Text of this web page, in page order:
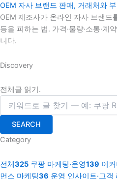
OEM 자사 브랜드 판매, 거래처와
OEM 제조사가 온라인 자사 브랜드
등을 피하는 법. 가격·물량·소통·계
니다.
Discovery
전체글 읽기.
SEARCH
Category
전체325 쿠팡 마케팅·운영139 이
먼스 마케팅36 운영 인사이트·고객